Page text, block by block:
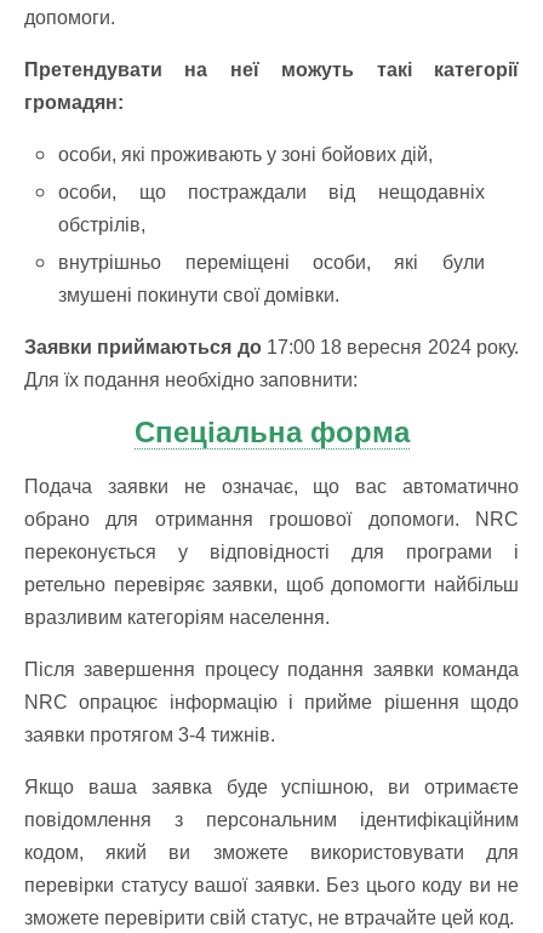
допомоги.
Претендувати на неї можуть такі категорії
громадян:
особи, які проживають у зоні бойових дій,
особи, що постраждали від нещодавніх
обстрілів,
внутрішньо переміщені особи, які були
змушені покинути свої домівки.
Заявки приймаються до17:00 18 вересня 2024 року.
Для їх подання необхідно заповнити:
Спеціальна форма
Подача заявки не означає, що вас автоматично
обрано для отримання грошової допомоги. NRC
переконується у відповідності для програми і
ретельно перевіряє заявки, щоб допомогти найбільш
вразливим категоріям населення.
Після завершення процесу подання заявки команда
NRC опрацює інформацію і прийме рішення щодо
заявки протягом 3-4 тижнів.
Якщо ваша заявка буде успішною, ви отримаєте
повідомлення з персональним ідентифікаційним
кодом, який ви зможете використовувати для
перевірки статусу вашої заявки. Без цього коду ви не
зможете перевірити свій статус, не втрачайте цей код.